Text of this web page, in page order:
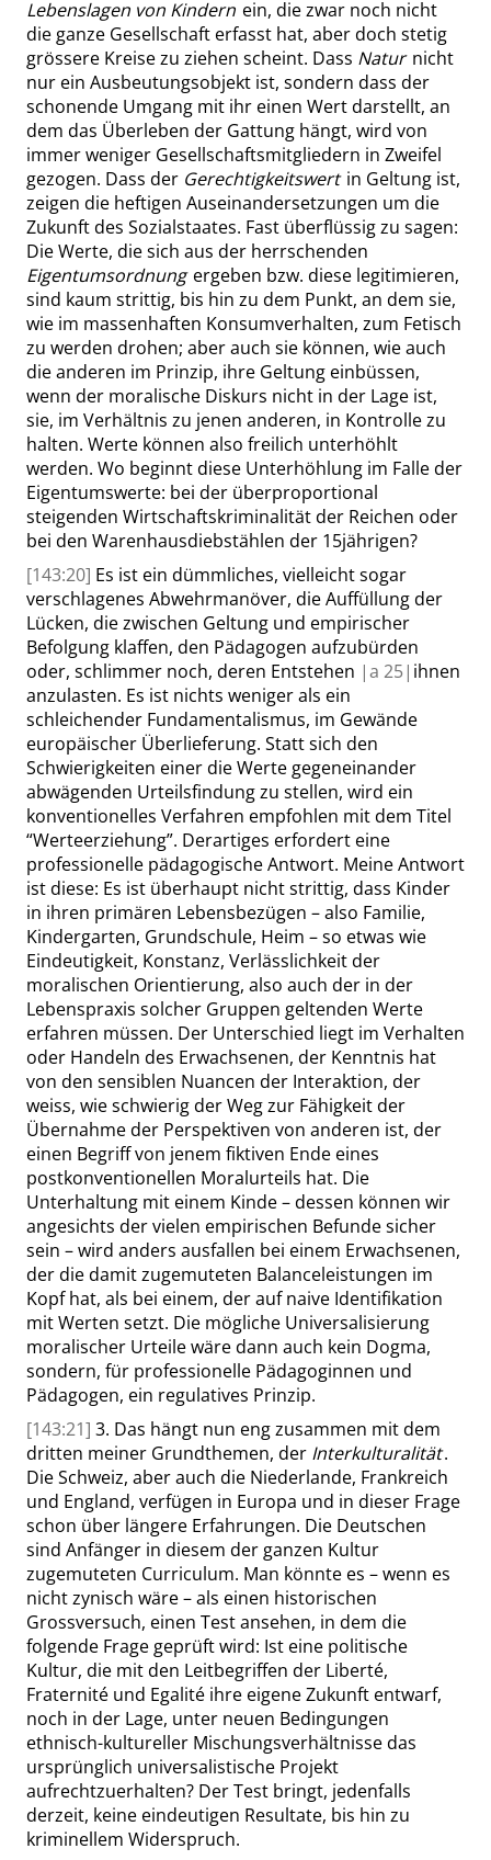
Lebenslagen von Kindern ein, die zwar noch nicht
die ganze Gesellschaft erfasst hat, aber doch stetig
grössere Kreise zu ziehen scheint. Dass Naturnicht
nur ein Ausbeutungsobjekt ist, sondern dass der
schonende Umgang mit ihr einen Wert darstellt, an
dem das Überleben der Gattung hängt, wird von
immer weniger Gesellschaftsmitgliedern in Zweifel
gezogen. Dass der Gerechtigkeitswertin Geltung ist,
zeigen die heftigen Auseinandersetzungen um die
Zukunft des Sozialstaates. Fast überflüssig zu sagen:
Die Werte, die sich aus der herrschenden
Eigentumsordnungergeben bzw. diese legitimieren,
sind kaum strittig, bis hin zu dem Punkt, an dem sie,
wie im massenhaften Konsumverhalten, zum Fetisch
zu werden drohen; aber auch sie können, wie auch
die anderen im Prinzip, ihre Geltung einbüssen,
wenn der moralische Diskurs nicht in der Lage ist,
sie, im Verhältnis zu jenen anderen, in Kontrolle zu
halten. Werte können also freilich unterhöhlt
werden. Wo beginnt diese Unterhöhlung im Falle der
Eigentumswerte: bei der überproportional
steigenden Wirtschaftskriminalität der Reichen oder
bei den Warenhausdiebstählen der 15jährigen?
[143:20] Es ist ein dümmliches, vielleicht sogar
verschlagenes Abwehrmanöver, die Auffüllung der
Lücken, die zwischen Geltung und empirischer
Befolgung klaffen, den Pädagogen aufzubürden
oder, schlimmer noch, deren Entstehen |a 25| ihnen
anzulasten. Es ist nichts weniger als ein
schleichender Fundamentalismus, im Gewände
europäischer Überlieferung. Statt sich den
Schwierigkeiten einer die Werte gegeneinander
abwägenden Urteilsfindung zu stellen, wird ein
konventionelles Verfahren empfohlen mit dem Titel
“Werteerziehung”. Derartiges erfordert eine
professionelle pädagogische Antwort. Meine Antwort
ist diese: Es ist überhaupt nicht strittig, dass Kinder
in ihren primären Lebensbezügen – also Familie,
Kindergarten, Grundschule, Heim – so etwas wie
Eindeutigkeit, Konstanz, Verlässlichkeitder
moralischen Orientierung, also auch der in der
Lebenspraxis solcher Gruppen geltenden Werte
erfahren müssen. Der Unterschied liegt im Verhalten
oder Handeln des Erwachsenen, der Kenntnis hat
von den sensiblen Nuancen der Interaktion, der
weiss, wie schwierig der Weg zur Fähigkeit der
Übernahme der Perspektiven von anderen ist, der
einen Begriff von jenem fiktiven Ende eines
postkonventionellen Moralurteils hat. Die
Unterhaltung mit einem Kinde – dessen können wir
angesichts der vielen empirischen Befunde sicher
sein – wird anders ausfallen bei einem Erwachsenen,
der die damit zugemuteten Balanceleistungen im
Kopf hat, als bei einem, der auf naive Identifikation
mit Werten setzt. Die mögliche Universalisierung
moralischer Urteile wäre dann auch kein Dogma,
sondern, für professionelle Pädagoginnen und
Pädagogen, ein regulatives Prinzip.
[143:21] 3. Das hängt nun eng zusammen mit dem
dritten meiner Grundthemen, der Interkulturalität.
Die Schweiz, aber auch die Niederlande, Frankreich
und England, verfügen in Europa und in dieser Frage
schon über längere Erfahrungen. Die Deutschen
sind Anfänger in diesem der ganzen Kultur
zugemuteten Curriculum. Man könnte es – wenn es
nicht zynisch wäre – als einen historischen
Grossversuch, einen Test ansehen, in dem die
folgende Frage geprüft wird: Ist eine politische
Kultur, die mit den Leitbegriffen der Liberté,
Fraternité und Egalité ihre eigene Zukunft entwarf,
noch in der Lage, unter neuen Bedingungen
ethnisch-kultureller Mischungsverhältnisse das
ursprünglich universalistische Projekt
aufrechtzuerhalten? Der Test bringt, jedenfalls
derzeit, keine eindeutigen Resultate, bis hin zu
kriminellem Widerspruch.